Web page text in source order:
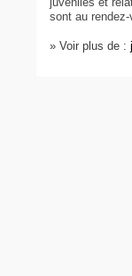
sont au rendez-
» Voir plus de :